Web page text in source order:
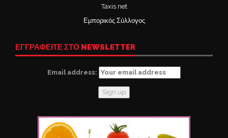
Taxis net
Εμπορικός Σύλλογος
ΕΓΓΡΑΦΕΙΤΕ ΣΤΟ NEWSLETTER
Email address: